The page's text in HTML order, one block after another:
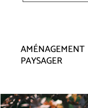
AMÉNAGEMENT
PAYSAGER